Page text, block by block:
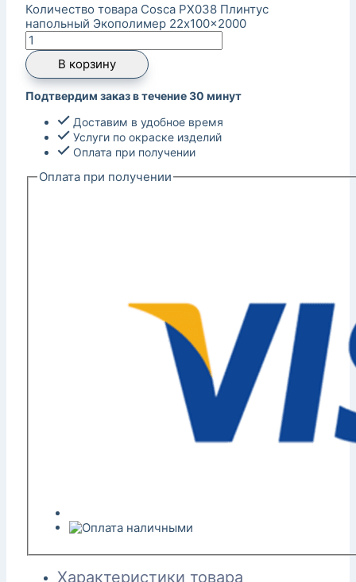
Количество товара Cosca PX038 Плинтус
напольный Экополимер 22x100x2000
В корзину
Подтвердим заказ в течение 30 минут
Доставим в удобное время
Услуги по окраске изделий
Оплата при получении
Оплата при получении
Характеристики товара